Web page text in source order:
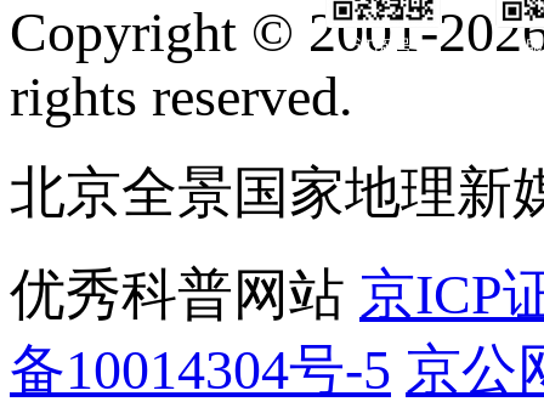
订阅号
Copyright © 2001-
rights reserved.
北京全景国家地理新
优秀科普网站 京ICP
备10014304号-5 京公